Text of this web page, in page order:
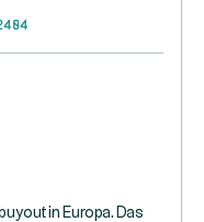
in Europa. Das